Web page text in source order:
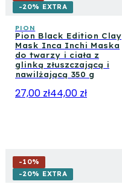
-20% EXTRA
PION
Pion Black Edition Clay
Mask Inca Inchi Maska
do twarzy i ciała z
glinką złuszczającą i
nawilżającą 350 g
27,00 zł44,00 zł
-10%
-20% EXTRA